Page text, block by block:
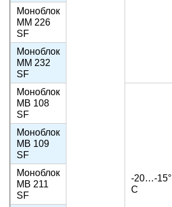
Моноблок
MM 226
SF
Моноблок
MM 232
SF
Моноблок
MB 108
SF
-20…-15°
С
Моноблок
MB 109
SF
Моноблок
MB 211
SF